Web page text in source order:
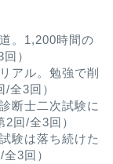
。1,200時間の
）
アル。勉強で削
全3回）
断士二次試験に
回/全3回）
験は落ち続けた
3回）